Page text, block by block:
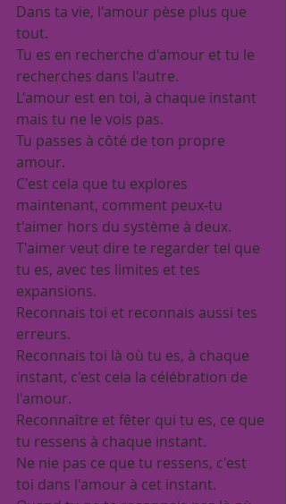
Dans ta vie, l'amour pèse plus que
tout.
Tu es en recherche d'amour et tu le
recherches dans l'autre.
L'amour est en toi, à chaque instant
mais tu ne le vois pas.
Tu passes à côté de ton propre
amour.
C'est cela que tu explores
maintenant, comment peux-tu
t'aimer hors du système à deux.
T'aimer veut dire te regarder tel que
tu es, avec tes limites et tes
expansions.
Reconnais toi et reconnais aussi tes
erreurs.
Reconnais toi là où tu es, à chaque
instant, c'est cela la célébration de
l'amour.
Reconnaître et fêter qui tu es, ce que
tu ressens à chaque instant.
Ne nie pas ce que tu ressens, c'est
toi dans l'amour à cet instant.